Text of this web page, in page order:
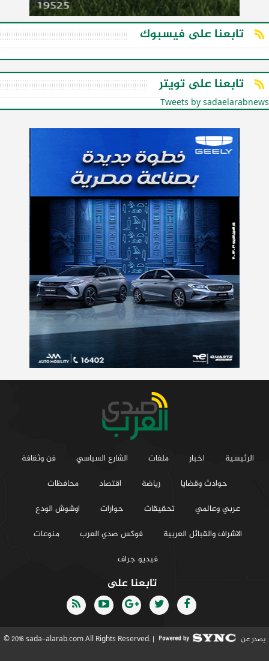
تابعنا على فيسبوك
تابعنا على تويتر
Tweets by sadaelarabnews
الرئيسية اخبار ملفات الشارع السياسي
فن وثقافة
حوادث وقضايا
رياضة اقتصاد
محافظات
عربي وعالمي
تحقيقات حوارات
اوشوش الودع
الاشراف والقبائل العربية
فوكس صدي العرب
منوعات
فيديو جراف
تابعنا على
© 2016 sada-alarab.com All Rights Reserved. | يصدر عن